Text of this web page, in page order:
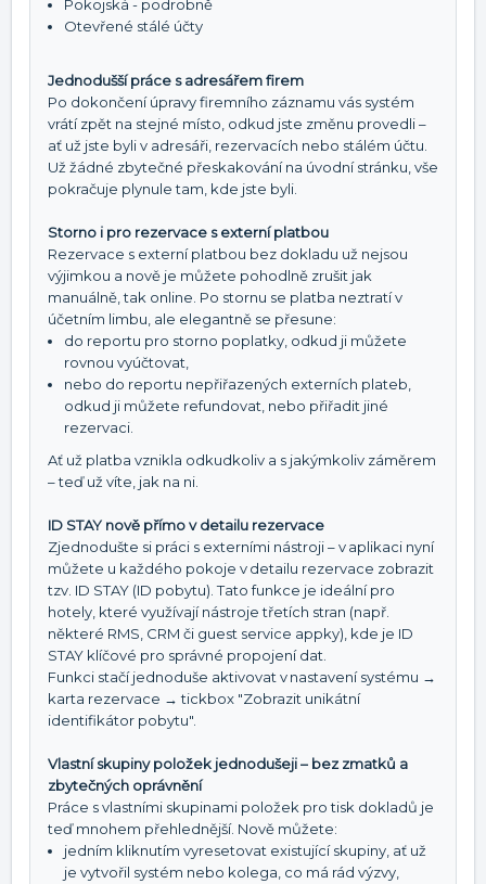
Pokojská - podrobně
Otevřené stálé účty
Jednodušší práce s adresářem firem
Po dokončení úpravy firemního záznamu vás systém
vrátí zpět na stejné místo, odkud jste změnu provedli –
ať už jste byli v adresáři, rezervacích nebo stálém účtu.
Už žádné zbytečné přeskakování na úvodní stránku, vše
pokračuje plynule tam, kde jste byli.
Storno i pro rezervace s externí platbou
Rezervace s externí platbou bez dokladu už nejsou
výjimkou a nově je můžete pohodlně zrušit jak
manuálně, tak online. Po stornu se platba neztratí v
účetním limbu, ale elegantně se přesune:
do reportu pro storno poplatky, odkud ji můžete
rovnou vyúčtovat,
nebo do reportu nepřiřazených externích plateb,
odkud ji můžete refundovat, nebo přiřadit jiné
rezervaci.
Ať už platba vznikla odkudkoliv a s jakýmkoliv záměrem
– teď už víte, jak na ni.
ID STAY nově přímo v detailu rezervace
Zjednodušte si práci s externími nástroji – v aplikaci nyní
můžete u každého pokoje v detailu rezervace zobrazit
tzv. ID STAY (ID pobytu). Tato funkce je ideální pro
hotely, které využívají nástroje třetích stran (např.
některé RMS, CRM či guest service appky), kde je ID
STAY klíčové pro správné propojení dat.
Funkci stačí jednoduše aktivovat v nastavení systému →
karta rezervace → tickbox "Zobrazit unikátní
identifikátor pobytu".
Vlastní skupiny položek jednodušeji – bez zmatků a
zbytečných oprávnění
Práce s vlastními skupinami položek pro tisk dokladů je
teď mnohem přehlednější. Nově můžete:
jedním kliknutím vyresetovat existující skupiny, ať už
je vytvořil systém nebo kolega, co má rád výzvy,